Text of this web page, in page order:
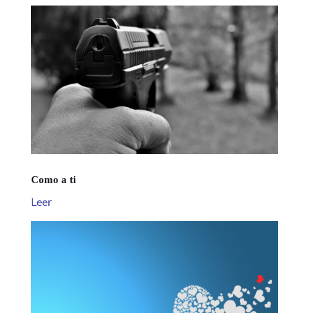
Como a ti
Leer